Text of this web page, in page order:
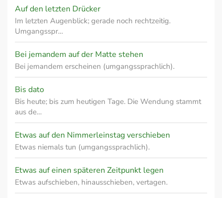
Auf den letzten Drücker
Im letzten Augenblick; gerade noch rechtzeitig.
Umgangsspr…
Bei jemandem auf der Matte stehen
Bei jemandem erscheinen (umgangssprachlich).
Bis dato
Bis heute; bis zum heutigen Tage. Die Wendung stammt
aus de…
Etwas auf den Nimmerleinstag verschieben
Etwas niemals tun (umgangssprachlich).
Etwas auf einen späteren Zeitpunkt legen
Etwas aufschieben, hinausschieben, vertagen.